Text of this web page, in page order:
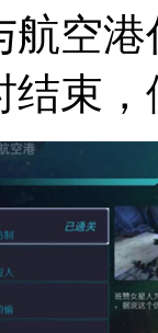
航空
结束